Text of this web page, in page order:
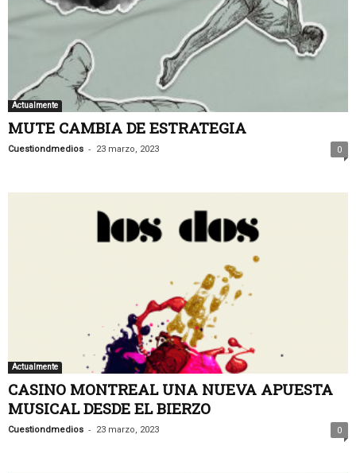
Actualmente
MUTE CAMBIA DE ESTRATEGIA
Cuestiondmedios - 23 marzo, 2023 0
Actualmente
CASINO MONTREAL UNA NUEVA APUESTA
MUSICAL DESDE EL BIERZO
Cuestiondmedios - 23 marzo, 2023 0